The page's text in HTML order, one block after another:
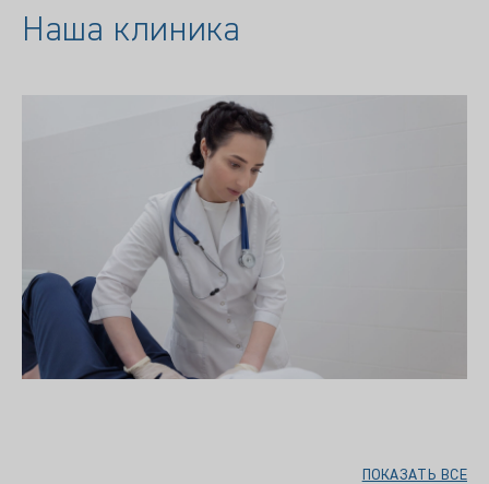
Наша клиника
ПОКАЗАТЬ ВСЕ